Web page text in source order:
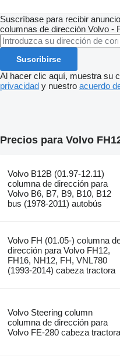
Suscríbase para recibir
columnas de dirección Volvo -
Suscribirse
Al hacer clic aquí, muestra su
privacidad y nuestro acuerdo
Precios para Volvo
Volvo B12B (01.97-12.11)
columna de dirección para
Volvo B6, B7, B9, B10, B12
bus (1978-2011) autobús
Volvo FH (01.05-) columna
dirección para Volvo FH12,
FH16, NH12, FH, VNL780
(1993-2014) cabeza tractora
Volvo Steering column
columna de dirección para
Volvo FE-280 cabeza tractora